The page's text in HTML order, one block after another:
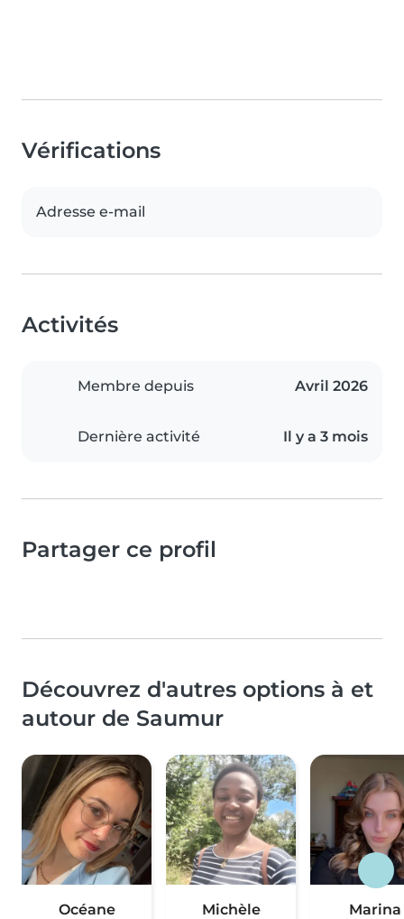
Vérifications
Adresse e-mail
Activités
Membre depuis Avril 2026
Dernière activité Il y a 3 mois
Partager ce profil
Découvrez d'autres options à et
autour de Saumur
Océane Michèle Marina